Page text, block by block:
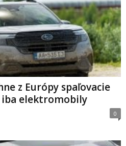
z Európy spaľovacie
iba elektromobily
0